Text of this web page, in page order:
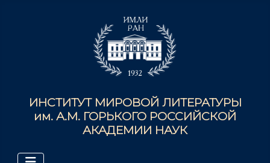
ИНСТИТУТ МИРОВОЙ ЛИТЕРАТУРЫ
им. А.М. ГОРЬКОГО РОССИЙСКОЙ
АКАДЕМИИ НАУК